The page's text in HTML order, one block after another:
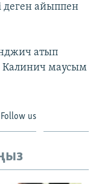
деген айыппен
атып
Калинич маусым
Follow us